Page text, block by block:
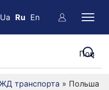
Ua Ru En
транспорта » Польша